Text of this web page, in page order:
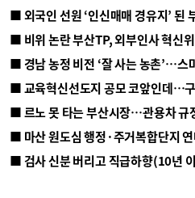
■ 외국인 선원 ‘인신매매 경유지’ 된
■ 비위 논란 부산TP, 외부인사 혁신
■ 르노 못 타는 부산시장…관용차 규
■ 마산 원도심 행정·주거복합단지